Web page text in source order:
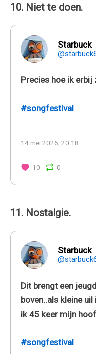
10. Niet te doen.
Starbuck
Precies hoe ik
#songfestival
14 mei 2026, 20:18
10 0
11. Nostalgie.
Starbuck
Dit brengt een
boven..als kleine
ik 45 keer mijn
#songfestival